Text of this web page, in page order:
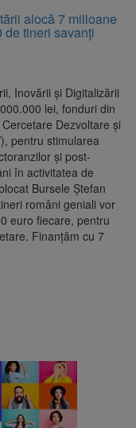
a
în
de
țara,
din 12
alocă 7 milioane
de tineri savanţi
Inovării și Digitalizării
lei, fonduri din
Dezvoltare și
pentru stimularea
și post-
în activitatea de
Bursele Ștefan
români geniali vor
euro fiecare, pentru
Finanțăm cu 7